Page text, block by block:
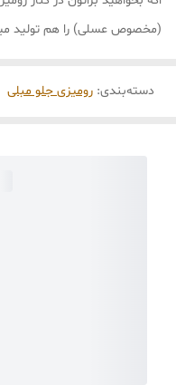
(مخصوص عسلی) را هم تولید
دسته‌بندی: رومیزی جلو مبلی